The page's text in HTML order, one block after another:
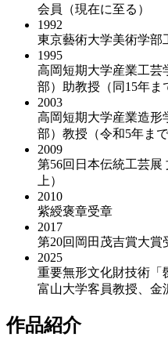
会員（現在に至る）
1992
東京藝術大学美術学部
1995
高岡短期大学産業工芸
部）助教授（同15年ま
2003
高岡短期大学産業造形
部）教授（令和5年まで
2009
第56回日本伝統工芸展
上）
2010
紫綬褒章受章
2017
第20回岡田茂吉賞大賞
2025
重要無形文化財技術「
富山大学客員教授、金
作品紹介